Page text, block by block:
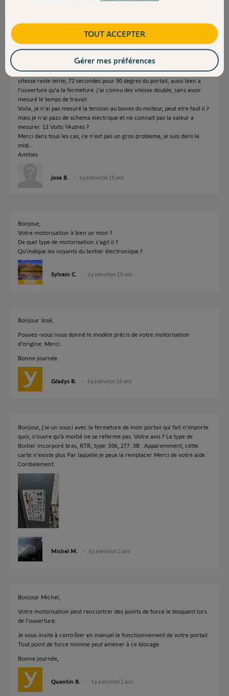
Contact
changé regulierement, a cause des orage violents que nous avons dans le
haut Var. j'ai recu de somfy le meme materiel que precedent a l'orage
destructeur de bon nombre de composant electrique, dont le boitier. La
reconnaissance de la telecommande, pas de probleme.
l'apprentissage s'est deroule correctement, avec les 2 ouvertures suivies,
comme dans le manuel.Apres cela, et quelque soit la telecommande, la
vitesse reste lente, 72 secondes pour 90 degres du portail, aussi bien a
l'ouverture qu'a la fermeture. j'ai connu des vitesse double, sans avoir
mesuré le temps de travail.
Voila, je n'ai pas mesuré la tension au bones du moteur, peut etre faut il ?
mais je n'ai pazs de schema electrique et ne connait pas la valeur a
mesurer. 12 Volts ?Autres ?
Merci dans tous les cas, ce n'est pas un gros probleme, je suis dans le
midi...
Amities
jose B. il y a environ 10 ans
Bonjour,
Votre motorisation à bien un mon ?
De quel type de motorisation s'agit il ?
Qu'indique les voyants du boitier électronique ?
Sylvain C. il y a environ 10 ans
Bonjour José,
Pouvez-vous nous donné le modèle précis de votre motorisation
d'origine. Merci.
Bonne journée.
Gladys B. il y a environ 10 ans
Bonjour, j’ai un souci avec la fermeture de mon portail qui fait n’importe
quoi, s’ouvre qu’à moitié ne se referme pas. Votre avis ? Le type de
Boitier incorporé bras, RTR, type: 506, 277. 3B . Apparemment, cette
carte n’existe plus Par laquelle je peux la remplacer Merci de votre aide.
Cordialement.
Michel M. il y a environ 2 ans
Bonjour Michel,
Votre motorisation peut rencontrer des points de force le bloquant lors
de l'ouverture.
Je vous invite à contrôler en manuel le fonctionnement de votre portail.
Tout point de force minime peut amener à ce blocage.
Bonne journée,
Quentin B. il y a environ 2 ans
TOUT ACCEPTER
Gérer mes préférences